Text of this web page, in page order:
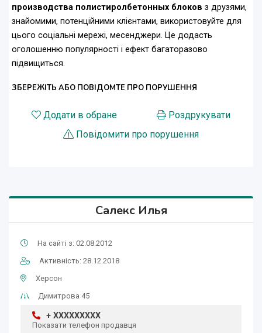
производства полистиролбетонных блоков з друзями,
знайомими, потенційними клієнтами, використовуйте для
цього соціальні мережі, месенджери. Це додасть
оголошенню популярності і ефект багаторазово
підвищиться.
ЗБЕРЕЖІТЬ АБО ПОВІДОМТЕ ПРО ПОРУШЕННЯ
Додати в обране
Роздрукувати
Повідомити про порушення
Салекс Илья
На сайті з: 02.08.2012
Активність: 28.12.2018
Херсон
Димитрова 45
+ XXXXXXXXX
Показати телефон продавця